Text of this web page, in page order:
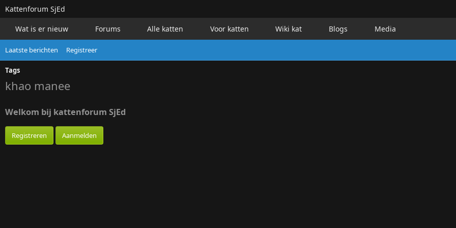
Kattenforum SjEd
Wat is er nieuw Forums Alle katten Voor katten Wiki kat Blogs Media
Laatste berichten Registreer
Tags
khao manee
Welkom bij kattenforum SjEd
Registreren Aanmelden